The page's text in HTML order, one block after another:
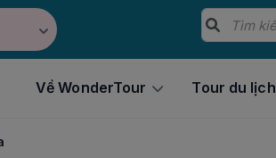
Về WonderTour Tour du lịch